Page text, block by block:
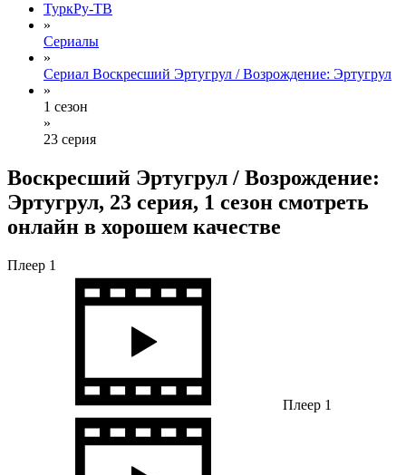
ТуркРу-ТВ
»
Сериалы
»
Сериал Воскресший Эртугрул / Возрождение: Эртугрул
»
1 сезон
»
23 серия
Воскресший Эртугрул / Возрождение:
Эртугрул, 23 серия, 1 сезон смотреть
онлайн в хорошем качестве
Плеер 1
Плеер 1